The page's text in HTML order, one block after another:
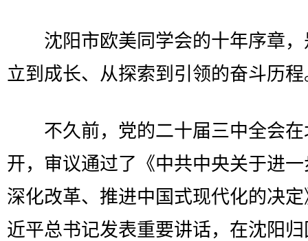
沈阳市欧美同学会的十年序章，
立到成长、从探索到引领的奋斗历程
不久前，党的二十届三中全会在
开，审议通过了《中共中央关于进
深化改革、推进中国式现代化的决
近平总书记发表重要讲话，在沈阳